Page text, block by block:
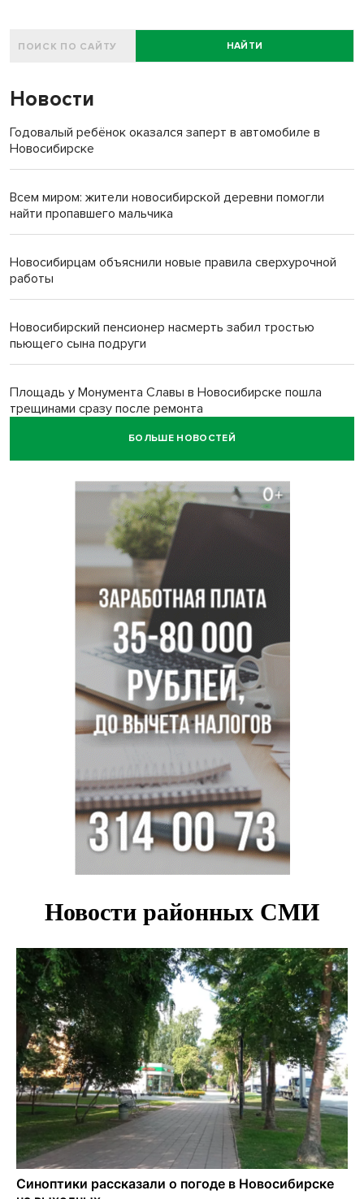
НАЙТИ
Новости
Годовалый ребёнок оказался заперт в автомобиле в
Новосибирске
Всем миром: жители новосибирской деревни помогли
найти пропавшего мальчика
Новосибирцам объяснили новые правила сверхурочной
работы
Новосибирский пенсионер насмерть забил тростью
пьющего сына подруги
Площадь у Монумента Славы в Новосибирске пошла
трещинами сразу после ремонта
БОЛЬШЕ НОВОСТЕЙ